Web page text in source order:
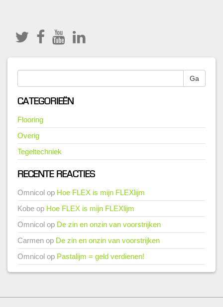
Ga
CATEGORIEËN
Flooring
Overig
Tegeltechniek
RECENTE REACTIES
Omnicol op Hoe FLEX is mijn FLEXlijm
Kobe op Hoe FLEX is mijn FLEXlijm
Omnicol op De zin en onzin van voorstrijken
Carmen op De zin en onzin van voorstrijken
Omnicol op Pastalijm = geld verdienen!